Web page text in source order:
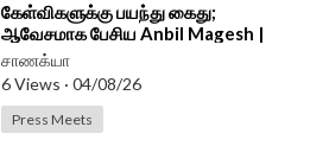
⁣கேள்விகளுக்கு பயந்து கைது;
ஆவேசமாக பேசிய Anbil Magesh |
Press Meet | Trichy | Udhayanidhi
Arrest
சாணக்யா
6 Views · 04/08/26
Press Meets